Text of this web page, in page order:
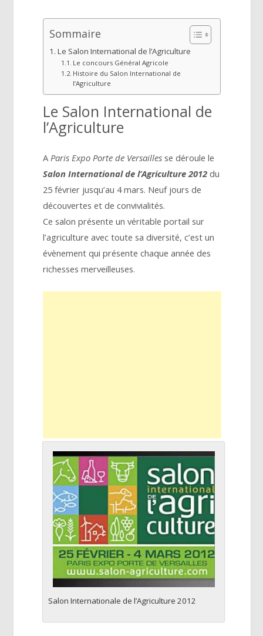
Sommaire
Le Salon International de l’Agriculture
Le concours Général Agricole
Histoire du Salon International de
l’Agriculture
Le Salon International de
l’Agriculture
AParis Expo Porte de Versailles se déroule le
Salon International de l’Agriculture 2012 du
25 février jusqu’au 4 mars. Neuf jours de
découvertes et de convivialités.
Ce salon présente un véritable portail sur
l’agriculture avec toute sa diversité, c’est un
évènement qui présente chaque année des
richesses merveilleuses.
Salon Internationale de l’Agriculture 2012